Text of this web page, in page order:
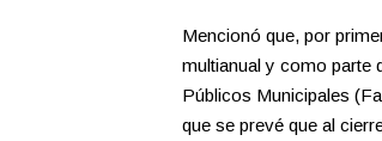
Mencionó que, por
multianual y como parte
Públicos Municipales
que se prevé que al